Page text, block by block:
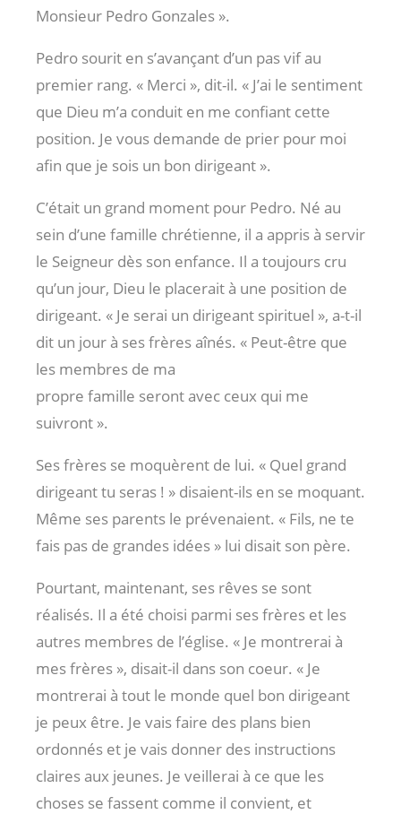
Monsieur Pedro Gonzales ».
Pedro sourit en s’avançant d’un pas vif au
premier rang. « Merci », dit-il. « J’ai le sentiment
que Dieu m’a conduit en me confiant cette
position. Je vous demande de prier pour moi
afin que je sois un bon dirigeant ».
C’était un grand moment pour Pedro. Né au
sein d’une famille chrétienne, il a appris à servir
le Seigneur dès son enfance. Il a toujours cru
qu’un jour, Dieu le placerait à une position de
dirigeant. « Je serai un dirigeant spirituel », a-t-il
dit un jour à ses frères aînés. « Peut-être que
les membres de ma
propre famille seront avec ceux qui me
suivront ».
Ses frères se moquèrent de lui. « Quel grand
dirigeant tu seras ! » disaient-ils en se moquant.
Même ses parents le prévenaient. « Fils, ne te
fais pas de grandes idées » lui disait son père.
Pourtant, maintenant, ses rêves se sont
réalisés. Il a été choisi parmi ses frères et les
autres membres de l’église. « Je montrerai à
mes frères », disait-il dans son coeur. « Je
montrerai à tout le monde quel bon dirigeant
je peux être. Je vais faire des plans bien
ordonnés et je vais donner des instructions
claires aux jeunes. Je veillerai à ce que les
choses se fassent comme il convient, et